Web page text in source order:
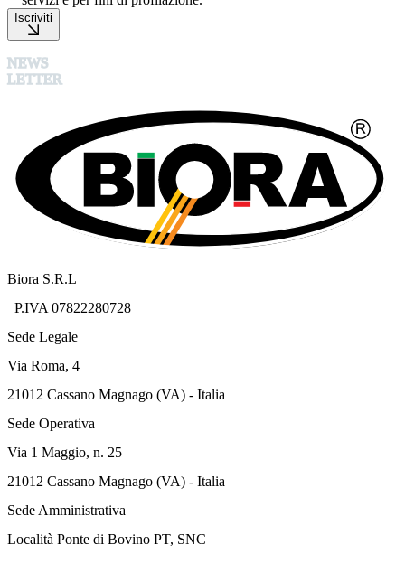
Iscriviti
NEWS
LETTER
Biora S.R.L
P.IVA 07822280728
Sede Legale
Via Roma, 4
21012 Cassano Magnago (VA) - Italia
Sede Operativa
Via 1 Maggio, n. 25
21012 Cassano Magnago (VA) - Italia
Sede Amministrativa
Località Ponte di Bovino PT, SNC